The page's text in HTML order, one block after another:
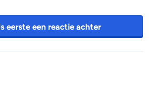
eerste een reactie achter